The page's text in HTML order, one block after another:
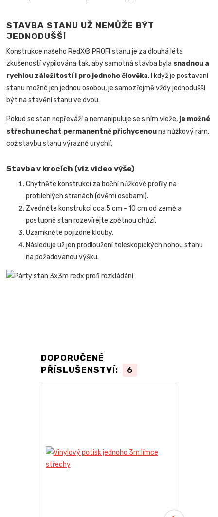
STAVBA STANU UŽ NEMŮŽE BÝT
JEDNODUŠŠÍ
Konstrukce našeho RedX® PROFI stanu je za dlouhá léta
zkušeností vypilována tak, aby samotná stavba byla snadnou a
rychlou záležitostí i pro jednoho člověka.
I když je postavení
stanu možné jen jednou osobou, je samozřejmě vždy jednodušší
být na stavění stanu ve dvou.
Pokud se stan nepřeváží a nemanipuluje se s ním vleže, je možné
střechu nechat permanentně přichycenouna nůžkový rám,
což stavbu stanu výrazně urychlí.
Stavba v krocích (viz video výše)
Chytněte konstrukci za boční nůžkové profily na
protilehlých stranách (dvěmi osobami).
Zvedněte konstrukci cca 5 cm - 10 cm od země a
postupně stan rozevírejte zpětnou chůzí.
Uzamkněte pojízdné klouby.
Následuje už jen prodloužení teleskopických nohou stanu
na požadovanou výšku.
DOPORUČENÉ
PŘÍSLUŠENSTVÍ:
6